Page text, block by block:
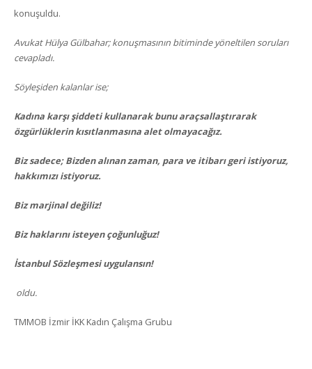
konuşuldu.
Avukat Hülya Gülbahar; konuşmasının bitiminde yöneltilen soruları
cevapladı.
Söyleşiden kalanlar ise;
Kadına karşı şiddeti kullanarak bunu araçsallaştırarak
özgürlüklerin kısıtlanmasına alet olmayacağız.
Biz sadece; Bizden alınan zaman, para ve itibarı geri istiyoruz,
hakkımızı istiyoruz.
Biz marjinal değiliz!
Biz haklarını isteyen çoğunluğuz!
İstanbul Sözleşmesi uygulansın!
oldu.
TMMOB İzmir İKK Kadın Çalışma Grubu